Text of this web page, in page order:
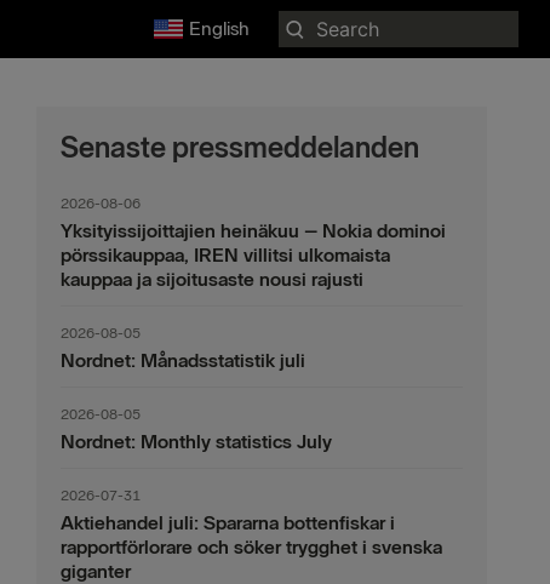
English
Search
for:
Senaste pressmeddelanden
2026-08-06
Yksityissijoittajien heinäkuu – Nokia dominoi
pörssikauppaa, IREN villitsi ulkomaista
kauppaa ja sijoitusaste nousi rajusti
2026-08-05
Nordnet: Månadsstatistik juli
2026-08-05
Nordnet: Monthly statistics July
2026-07-31
Aktiehandel juli: Spararna bottenfiskar i
rapportförlorare och söker trygghet i svenska
giganter